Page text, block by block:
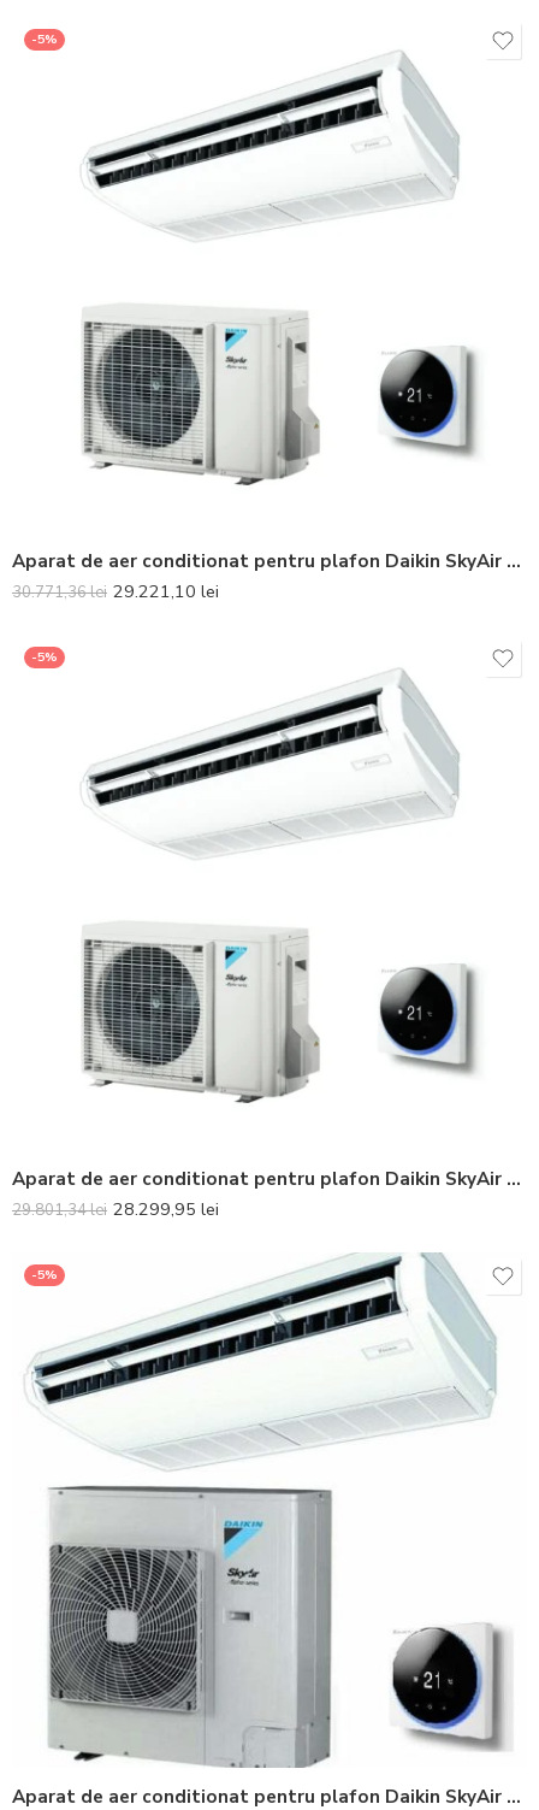
-5%
Aparat de aer conditionat pentru plafon Daikin SkyAir Alpha-series Bluevolution FHA100A-RZAG100NY1 Inverter 32000 BTU – Telecomanda inclusa
30.771,36lei 29.221,10 lei
-5%
Aparat de aer conditionat pentru plafon Daikin SkyAir Alpha-series Bluevolution FHA100A-RZAG100NV1 Inverter 32000 BTU – Telecomanda inclusa
29.801,34lei 28.299,95 lei
-5%
Aparat de aer conditionat pentru plafon Daikin SkyAir Advance-series Bluevolution FHA100A-RZASG100MV1 Inverter 32000 BTU – Telecomanda inclusa